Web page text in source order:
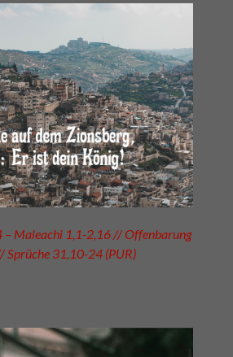
Maleachi 1,1-2,16 // Offenbarung
Sprüche 31,10-24 (PUR)